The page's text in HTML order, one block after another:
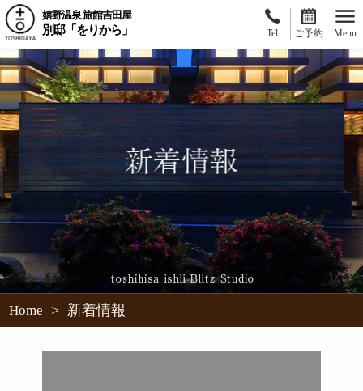
嬉野温泉 旅館吉田屋
別邸「をりから」 Tel ご予約 Menu
Home > 新着情報